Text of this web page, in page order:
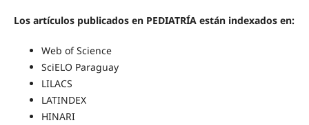
Los artículos publicados en PEDIATRÍA están indexados en:
Web of Science
SciELO Paraguay
LILACS
LATINDEX
HINARI